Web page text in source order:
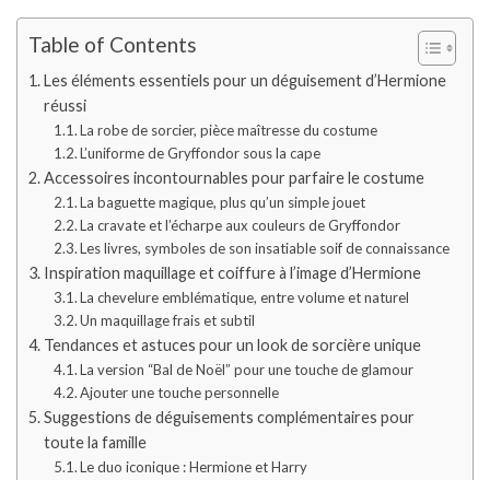
Table of Contents
Les éléments essentiels pour un déguisement d’Hermione
réussi
La robe de sorcier, pièce maîtresse du costume
L’uniforme de Gryffondor sous la cape
Accessoires incontournables pour parfaire le costume
La baguette magique, plus qu’un simple jouet
La cravate et l’écharpe aux couleurs de Gryffondor
Les livres, symboles de son insatiable soif de connaissance
Inspiration maquillage et coiffure à l’image d’Hermione
La chevelure emblématique, entre volume et naturel
Un maquillage frais et subtil
Tendances et astuces pour un look de sorcière unique
La version “Bal de Noël” pour une touche de glamour
Ajouter une touche personnelle
Suggestions de déguisements complémentaires pour
toute la famille
Le duo iconique : Hermione et Harry